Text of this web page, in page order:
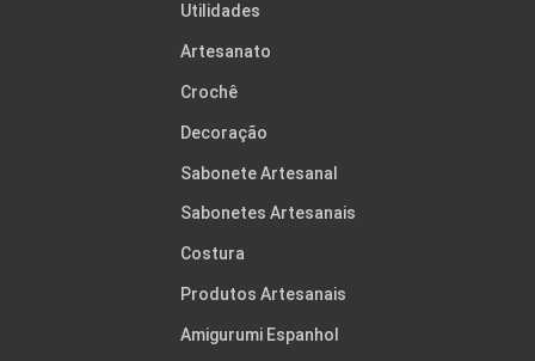
Utilidades
Artesanato
Crochê
Decoração
Sabonete Artesanal
Sabonetes Artesanais
Costura
Produtos Artesanais
Amigurumi Espanhol